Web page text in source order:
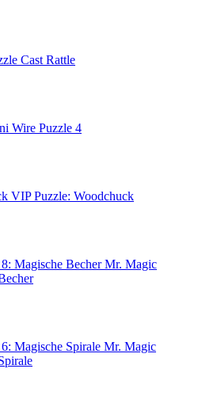
Cast Rattle
Wire Puzzle 4
VIP Puzzle: Woodchuck
Mr. Magic
Mr. Magic